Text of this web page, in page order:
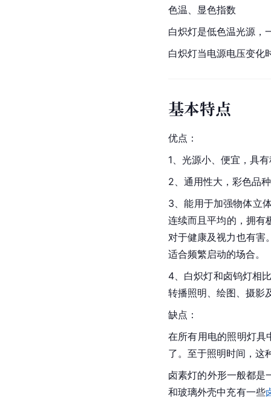
色温、显色指数
白炽灯是低色温光源
白炽灯当电源电压变化
基本特点
优点：
1、光源小、便宜，具
2、通用性大，彩色品
3、能用于加强物体立
连续而且平均的，拥有
对于健康及视力也有害
适合频繁启动的场合。
4、白炽灯和卤钨灯相
转播照明、绘图、摄影
缺点：
在所有用电的照明灯具
了。至于照明时间，这
卤素灯的外形一般都是
和玻璃外壳中充有一些